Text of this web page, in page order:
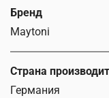
Бренд
Maytoni
Страна
Германия